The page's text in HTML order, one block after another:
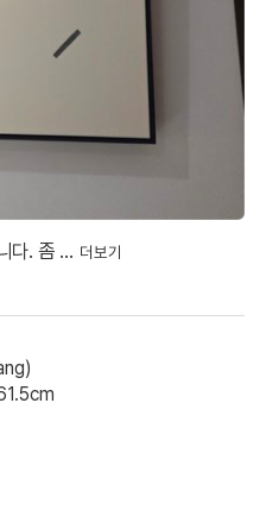
다. 좀 …
다. 좀 더 커도 좋을뻔 했어요.